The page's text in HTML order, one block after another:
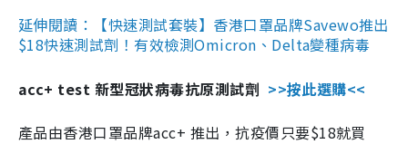
延伸閱讀：【快速測試套裝】香港口罩品牌Savewo推出
$18快速測試劑！有效檢測Omicron、Delta變種病毒
acc+ test 新型冠狀病毒抗原測試劑 >>按此選購<<
產品由香港口罩品牌acc+ 推出，抗疫價只要$18就買